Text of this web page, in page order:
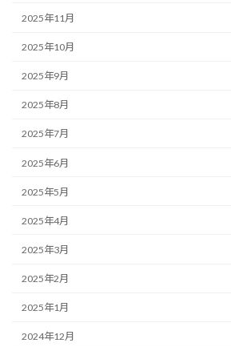
2025年11月
2025年10月
2025年9月
2025年8月
2025年7月
2025年6月
2025年5月
2025年4月
2025年3月
2025年2月
2025年1月
2024年12月